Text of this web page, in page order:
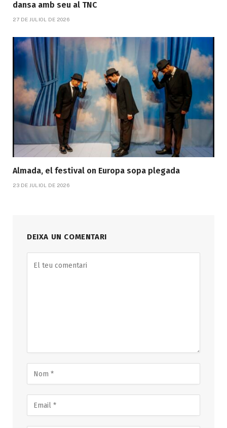
dansa amb seu al TNC
27 DE JULIOL DE 2026
Almada, el festival on Europa sopa plegada
23 DE JULIOL DE 2026
DEIXA UN COMENTARI